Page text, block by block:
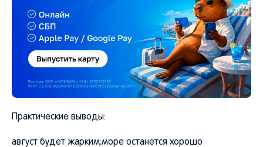
Практические выводы:
август будет жарким;море останется хорошо